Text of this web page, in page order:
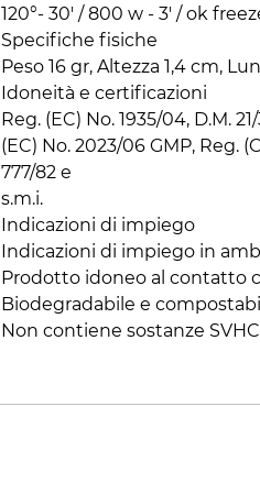
120°- 30' / 800 w - 3' / ok
Specifiche fisiche
Peso 16 gr, Altezza 1,4 cm,
Idoneità e certificazioni
Reg. (EC) No. 1935/04, D.M.
(EC) No. 2023/06 GMP, Reg.
777/82 e
s.m.i.
Indicazioni di impiego
Indicazioni di impiego in
Prodotto idoneo al contatto
Biodegradabile e
Non contiene sostanze SVHC